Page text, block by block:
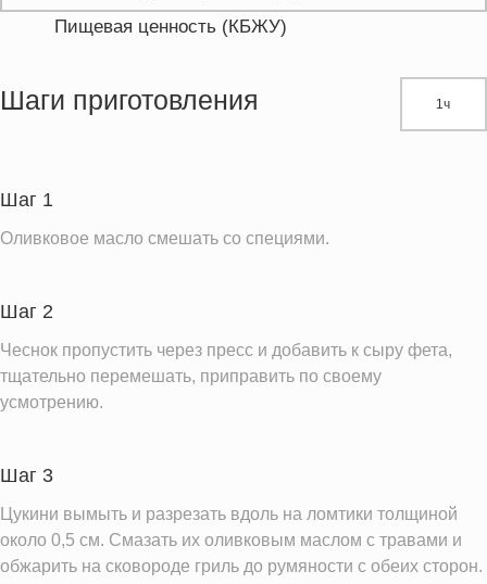
Пищевая ценность (КБЖУ)
Жиры
Пищевые волокна
Сахар
Кальций
Калий
Фолиевая кислота
28.4 мкг
Витамин С
20.6 мг
Витамин А
39.5 IU
Шаги приготовления 1ч
Шаг 1
Оливковое масло смешать со специями.
Шаг 2
Чеснок пропустить через пресс и добавить к сыру фета,
тщательно перемешать, приправить по своему
усмотрению.
Шаг 3
Цукини вымыть и разрезать вдоль на ломтики толщиной
около 0,5 см. Смазать их оливковым маслом с травами и
обжарить на сковороде гриль до румяности с обеих сторон.